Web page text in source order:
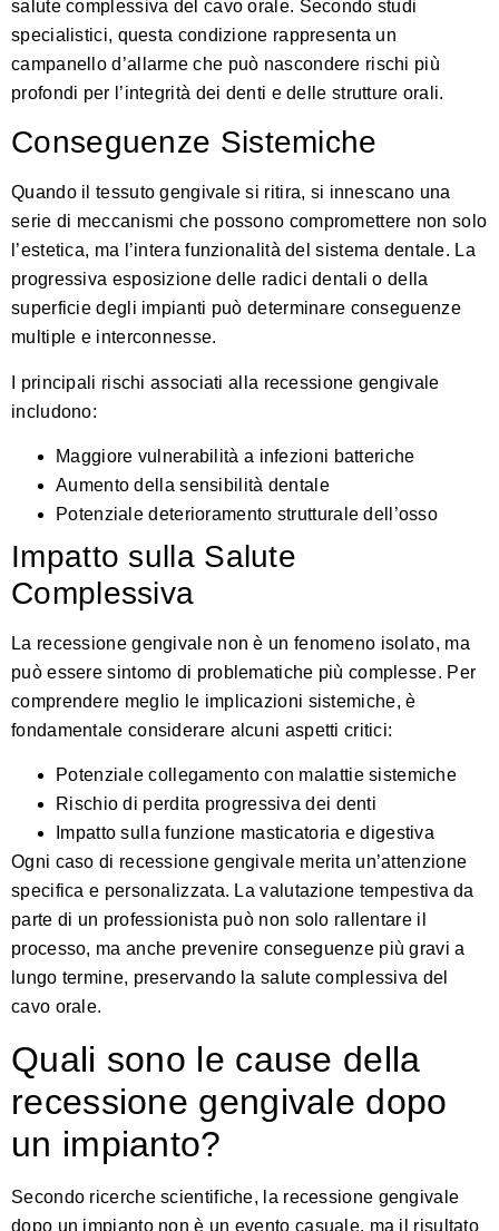
salute complessiva del cavo orale. Secondo studi
specialistici, questa condizione rappresenta un
campanello d’allarme che può nascondere rischi più
profondi per l’integrità dei denti e delle strutture orali.
Conseguenze Sistemiche
Quando il tessuto gengivale si ritira, si innescano una
serie di meccanismi che possono compromettere non solo
l’estetica, ma l’intera funzionalità del sistema dentale. La
progressiva esposizione delle radici dentali o della
superficie degli impianti può determinare conseguenze
multiple e interconnesse.
I principali rischi associati alla recessione gengivale
includono:
Maggiore vulnerabilità a infezioni batteriche
Aumento della sensibilità dentale
Potenziale deterioramento strutturale dell’osso
Impatto sulla Salute
Complessiva
La recessione gengivale non è un fenomeno isolato, ma
può essere sintomo di problematiche più complesse. Per
comprendere meglio le implicazioni sistemiche, è
fondamentale considerare alcuni aspetti critici:
Potenziale collegamento con malattie sistemiche
Rischio di perdita progressiva dei denti
Impatto sulla funzione masticatoria e digestiva
Ogni caso di recessione gengivale merita un’attenzione
specifica e personalizzata. La valutazione tempestiva da
parte di un professionista può non solo rallentare il
processo, ma anche prevenire conseguenze più gravi a
lungo termine, preservando la salute complessiva del
cavo orale.
Quali sono le cause della
recessione gengivale dopo
un impianto?
Secondo ricerche scientifiche, la recessione gengivale
dopo un impianto non è un evento casuale, ma il risultato